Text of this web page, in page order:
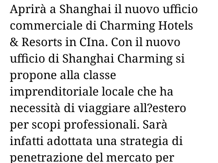
Aprirà a Shanghai il nuovo ufficio
commerciale di Charming Hotels
& Resorts in CIna. Con il nuovo
ufficio di Shanghai Charming si
propone alla classe
imprenditoriale locale che ha
necessità di viaggiare all?estero
per scopi professionali. Sarà
infatti adottata una strategia di
penetrazione del mercato per